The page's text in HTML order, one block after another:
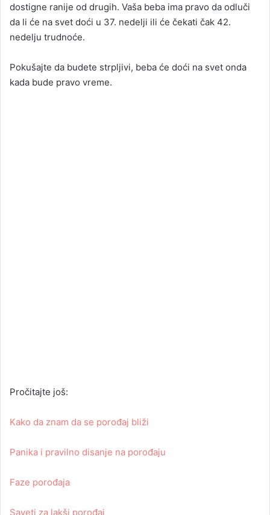
dostigne ranije od drugih. Vaša beba ima pravo da odluči
da li će na svet doći u 37. nedelji ili će čekati čak 42.
nedelju trudnoće.
Pokušajte da budete strpljivi, beba će doći na svet onda
kada bude pravo vreme.
Pročitajte još:
Kako da znam da se porođaj bliži
Panika i pravilno disanje na porođaju
Faze porođaja
Saveti za lakši porođaj